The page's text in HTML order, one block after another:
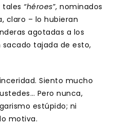
tales“héroes”, nominados
claro – lo hubieran
agotadas a los
tajada de esto,
Siento mucho
Pero nunca,
estúpido; ni
motiva.